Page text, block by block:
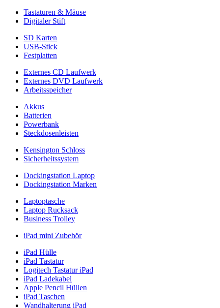
Tastaturen & Mäuse
Digitaler Stift
SD Karten
USB-Stick
Festplatten
Externes CD Laufwerk
Externes DVD Laufwerk
Arbeitsspeicher
Akkus
Batterien
Powerbank
Steckdosenleisten
Kensington Schloss
Sicherheitssystem
Dockingstation Laptop
Dockingstation Marken
Laptoptasche
Laptop Rucksack
Business Trolley
iPad mini Zubehör
iPad Hülle
iPad Tastatur
Logitech Tastatur iPad
iPad Ladekabel
Apple Pencil Hüllen
iPad Taschen
Wandhalterung iPad